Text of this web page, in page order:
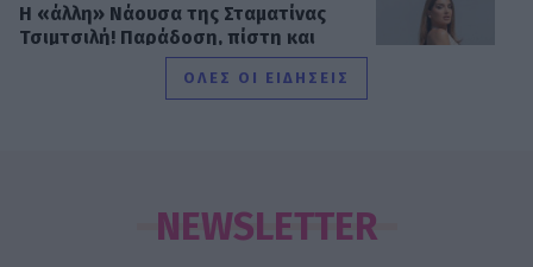
Η «άλλη» Νάουσα της Σταματίνας
Τσιμτσιλή! Παράδοση, πίστη και
ξεχωριστές στιγμές στην Πάρο
δύναμης μέσα από το νοσοκομείο –
«Πάμε για νέα θεραπεία»
ΟΛΕΣ ΟΙ ΕΙΔΗΣΕΙΣ
NEWSLETTER